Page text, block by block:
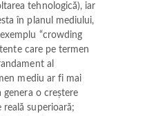
tehnologică), iar
în planul mediului,
“crowding
care pe termen
al
mediu ar fi mai
o creștere
superioară;